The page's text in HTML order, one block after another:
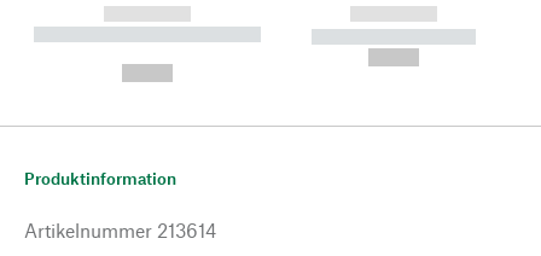
------------
----------- ----------- --------
------------
----------- -----------
Produktinformation
Artikelnummer 213614